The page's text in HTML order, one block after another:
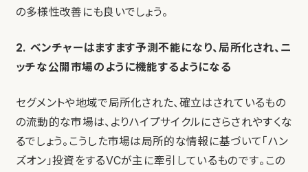
の多様性改善にも良いでしょう。
2. ベンチャーはますます予測不能になり、局所化され、ニ
ッチな公開市場のように機能するようになる
セグメントや地域で局所化された、確立はされているもの
の流動的な市場は、よりハイプサイクルにさらされやすくな
るでしょう。こうした市場は局所的な情報に基づいて「ハン
ズオン」投資をするVCが主に牽引しているものです。この